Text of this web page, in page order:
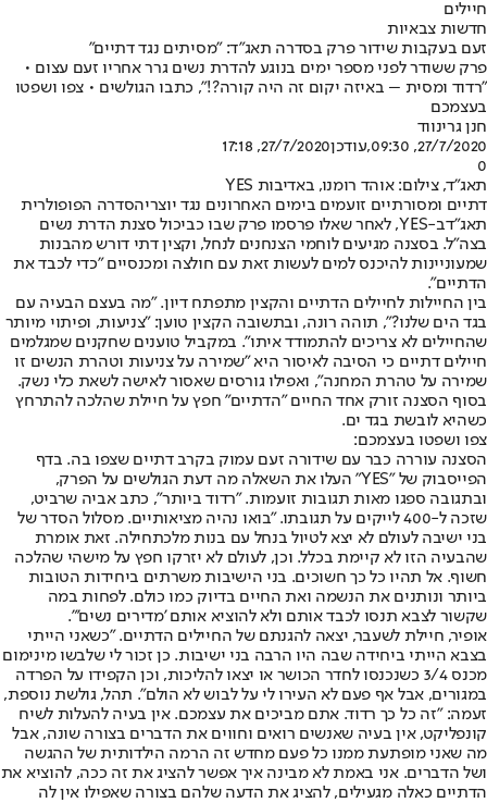
חיילים
חדשות צבאיות
זעם בעקבות שידור פרק בסדרה תאג"ד: "מסיתים נגד דתיים"
פרק ששודר לפני מספר ימים בנוגע להדרת נשים גרר אחריו זעם עצום •
"רדוד ומסית – באיזה יקום זה היה קורה?!", כתבו הגולשים • צפו ושפטו
בעצמכם
חנן גרינווד
27/7/2020, 09:30
,עודכן27/7/2020, 17:18
0
תאג"ד, צילום: אוהד רומנו, באדיבות YES
דתיים ומסורתיים זועמים בימים האחרונים נגד יוצריהסדרה הפופולרית
תאג"ד
ב-YES, לאחר שאלו פרסמו פרק שבו כביכול סצנת הדרת נשים
בצה"ל. בסצנה מגיעים לוחמי הצנחנים לנחל, וקצין דתי דורש מהבנות
שמעוניינות להיכנס למים לעשות זאת עם חולצה ומכנסיים "כדי לכבד את
הדתיים".
בין החיילות לחיילים הדתיים והקצין מתפתח דיון. "מה בעצם הבעיה עם
בגד הים שלנו?", תוהה רונה, ובתשובה הקצין טוען: "צניעות, ופיתוי מיותר
שהחיילים לא צריכים להתמודד איתו". במקביל טוענים שחקנים שמגלמים
חיילים דתיים כי הסיבה לאיסור היא "שמירה על צניעות וטהרת הנשים זו
שמירה על טהרת המחנה", ואפילו גורסים שאסור לאישה לשאת כלי נשק.
בסוף הסצנה זורק אחד החיים "הדתיים" חפץ על חיילת שהלכה להתרחץ
כשהיא לובשת בגד ים.
צפו ושפטו בעצמכם:
הסצנה עוררה כבר עם שידורה זעם עמוק בקרב דתיים שצפו בה. בדף
הפייסבוק של "YES" העלו את השאלה מה דעת הגולשים על הפרק,
ובתגובה ספגו מאות תגובות זועמות. "רדוד ביותר", כתב אביה שרביט,
שזכה ל-400 לייקים על תגובתו. "בואו נהיה מציאותיים. מסלול הסדר של
בני ישיבה לעולם לא יצא לטיול בנחל עם בנות מלכתחילה. זאת אומרת
שהבעיה הזו לא קיימת בכלל. וכן, לעולם לא יזרקו חפץ על מישהי שהלכה
חשוף. אל תהיו כל כך חשוכים. בני הישיבות משרתים ביחידות הטובות
ביותר ונותנים את הנשמה ואת החיים בדיוק כמו כולם. לפחות במה
שקשור לצבא תנסו לכבד אותם ולא להוציא אותם 'מדירים נשים'".
אופיר, חיילת לשעבר, יצאה להגנתם של החיילים הדתיים. "כשאני הייתי
בצבא הייתי ביחידה שבה היו הרבה בני ישיבות. כן זכור לי שלבשו מינימום
מכנס 3/4 כשנכנסו לחדר הכושר או יצאו להליכות, וכן הקפידו על הפרדה
במגורים, אבל אף פעם לא העירו לי על לבוש לא הולם". תהל, גולשת נוספת,
זעמה: "זה כל כך רדוד. אתם מביכים את עצמכם. אין בעיה להעלות לשיח
קונפליקט, אין בעיה שאנשים רואים וחווים את הדברים בצורה שונה, אבל
מה שאני מופתעת ממנו כל פעם מחדש זה הרמה הילדותית של ההגשה
ושל הדברים. אני באמת לא מבינה איך אפשר להציג את זה ככה, להוציא את
הדתיים כאלה מגעילים, להציג את הדעה שלהם בצורה שאפילו אין לה